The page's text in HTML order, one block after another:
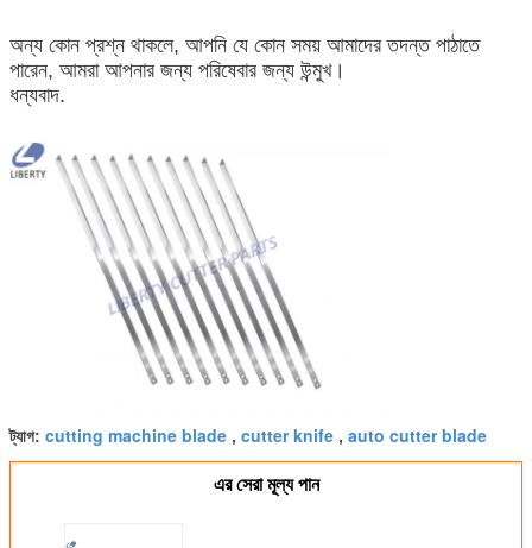
অন্য কোন প্রশ্ন থাকলে, আপনি যে কোন সময় আমাদের তদন্ত পাঠাতে
পারেন, আমরা আপনার জন্য পরিষেবার জন্য উন্মুখ।
ধন্যবাদ.
ট্যাগ: cutting machine blade , cutter knife , auto cutter blade
এর সেরা মূল্য পান